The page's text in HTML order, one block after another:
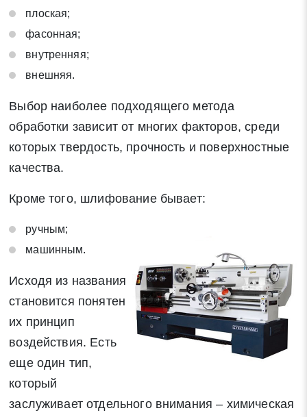
плоская;
фасонная;
внутренняя;
внешняя.
Выбор наиболее подходящего метода
обработки зависит от многих факторов, среди
которых твердость, прочность и поверхностные
качества.
Кроме того, шлифование бывает:
ручным;
машинным.
Исходя из названия
становится понятен
их принцип
воздействия. Есть
еще один тип,
который
заслуживает отдельного внимания – химическая